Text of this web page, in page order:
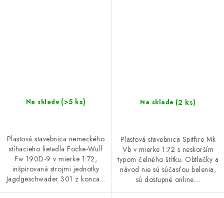
Na sklade (>5 ks)
Plastová stavebnica nemeckého
stíhacieho lietadla Focke-Wulf
Fw 190D-9 v mierke 1:72,
inšpirovaná strojmi jednotky
Jagdgeschwader 301 z konca...
Na sklade (2 ks)
Plastová stavebnica Spitfire Mk
Vb v mierke 1:72 s neskorším
typom čelného štítku. Obtlačky a
návod nie sú súčasťou balenia,
sú dostupné online....